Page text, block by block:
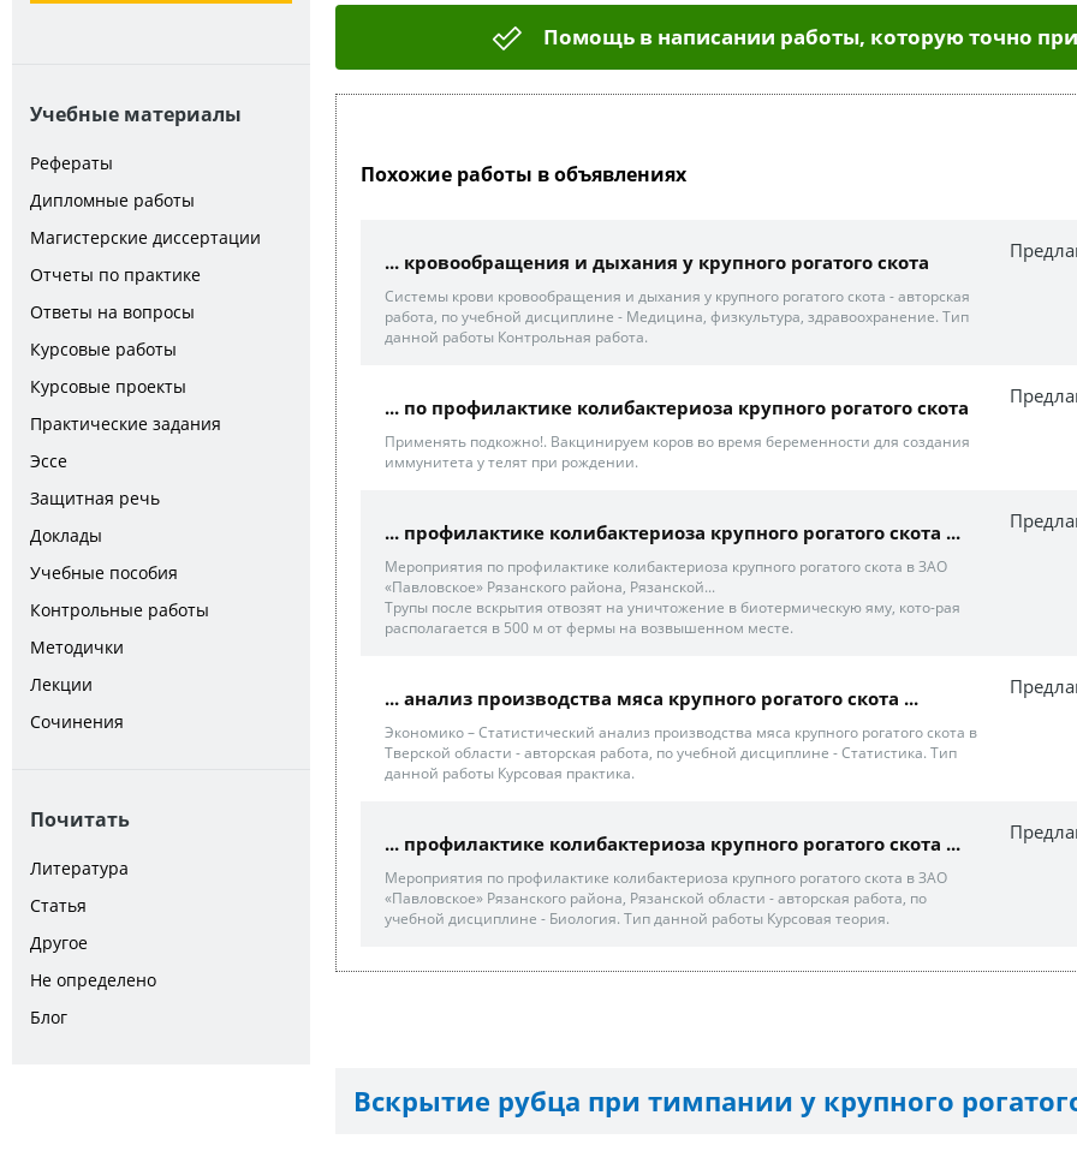
Учебные материалы
Рефераты
Дипломные работы
Магистерские диссертации
Отчеты по практике
Ответы на вопросы
Курсовые работы
Курсовые проекты
Практические задания
Эссе
Защитная речь
Доклады
Учебные пособия
Контрольные работы
Методички
Лекции
Сочинения
Почитать
Литература
Статья
Другое
Не определено
Блог
Помощь в написании работы, которую точно
Похожие работы в объявлениях
... кровообращения и дыхания у крупного рогатого скота
Системы крови кровообращения и дыхания у крупного рогатого скота - авторская
работа, по учебной дисциплине - Медицина, физкультура, здравоохранение. Тип
данной работы Контрольная работа.
... по профилактике колибактериоза крупного рогатого скота
Применять подкожно!. Вакцинируем коров во время беременности для создания
иммунитета у телят при рождении.
... профилактике колибактериоза крупного рогатого скота ...
Мероприятия по профилактике колибактериоза крупного рогатого скота в ЗАО
«Павловское» Рязанского района, Рязанской...
Трупы после вскрытия отвозят на уничтожение в биотермическую яму, кото-рая
располагается в 500 м от фермы на возвышенном месте.
... анализ производства мяса крупного рогатого скота ...
Экономико – Статистический анализ производства мяса крупного рогатого скота в
Тверской области - авторская работа, по учебной дисциплине - Статистика. Тип
данной работы Курсовая практика.
... профилактике колибактериоза крупного рогатого скота ...
Мероприятия по профилактике колибактериоза крупного рогатого скота в ЗАО
«Павловское» Рязанского района, Рязанской области - авторская работа, по
учебной дисциплине - Биология. Тип данной работы Курсовая теория.
Вскрытие рубца при тимпании у крупного